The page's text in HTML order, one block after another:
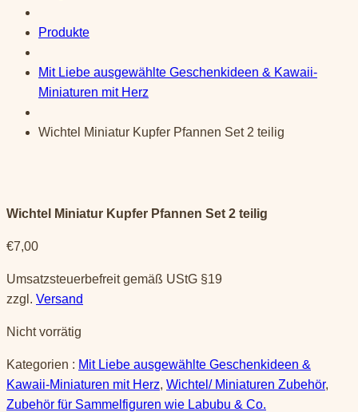
Produkte
Mit Liebe ausgewählte Geschenkideen & Kawaii-
Miniaturen mit Herz
Wichtel Miniatur Kupfer Pfannen Set 2 teilig
Wichtel Miniatur Kupfer Pfannen Set 2 teilig
€7,00
Umsatzsteuerbefreit gemäß UStG §19
zzgl. Versand
Nicht vorrätig
Kategorien : Mit Liebe ausgewählte Geschenkideen &
Kawaii-Miniaturen mit Herz, Wichtel/ Miniaturen Zubehör,
Zubehör für Sammelfiguren wie Labubu & Co.